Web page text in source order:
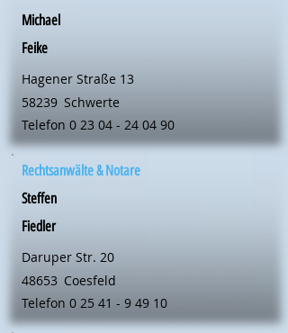
Michael
Feike
Hagener Straße 13
58239 Schwerte
Telefon 0 23 04 - 24 04 90
Rechtsanwälte & Notare
Steffen
Fiedler
Daruper Str. 20
48653 Coesfeld
Telefon 0 25 41 - 9 49 10